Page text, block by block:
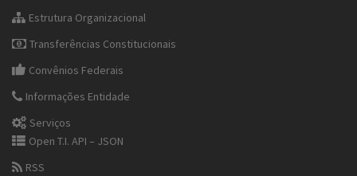
Estrutura Organizacional
Transferências Constitucionais
Convênios Federais
Informações Entidade
Serviços
Open T.I. API – JSON
RSS